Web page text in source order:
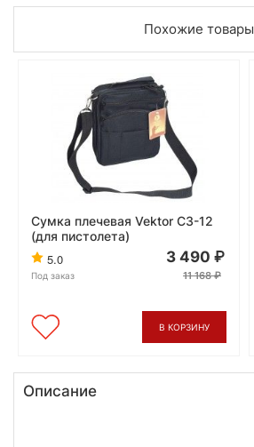
Похожие товары
Сумка плечевая Vektor СЗ-12
(для пистолета)
5.0
Под заказ
3 490
11 168
В КОРЗИНУ
Описание